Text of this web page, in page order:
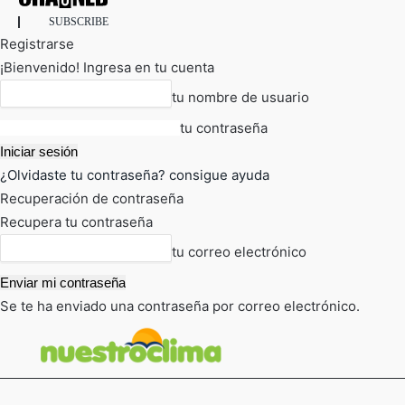
SUBSCRIBE
Registrarse
¡Bienvenido! Ingresa en tu cuenta
tu nombre de usuario
tu contraseña
¿Olvidaste tu contraseña? consigue ayuda
Recuperación de contraseña
Recupera tu contraseña
tu correo electrónico
Se te ha enviado una contraseña por correo electrónico.